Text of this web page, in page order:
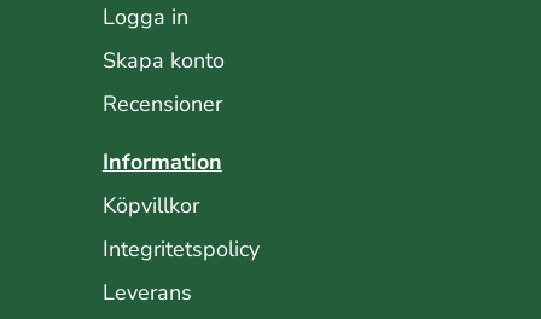
Logga in
Skapa konto
Recensioner
Information
Köpvillkor
Integritetspolicy
Leverans